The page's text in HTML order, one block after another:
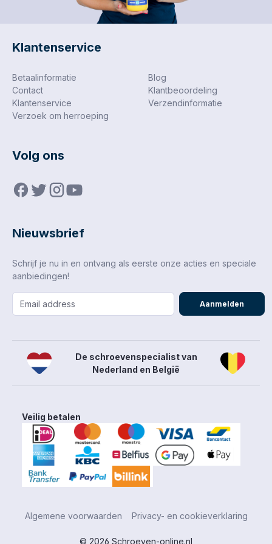
uitvoering met afmeting
82 x 82 mm, verpakt
Klantenservice
Betaalinformatie
Blog
Contact
Klantbeoordeling
Klantenservice
Verzendinformatie
Verzoek om herroeping
Volg ons
Nieuwsbrief
Schrijf je nu in en ontvang als eerste onze acties en speciale
aanbiedingen!
Aanmelden
De schroevenspecialist van
Nederland en België
Veilig betalen
Algemene voorwaarden Privacy- en cookieverklaring
© 2026 Schroeven-online.nl